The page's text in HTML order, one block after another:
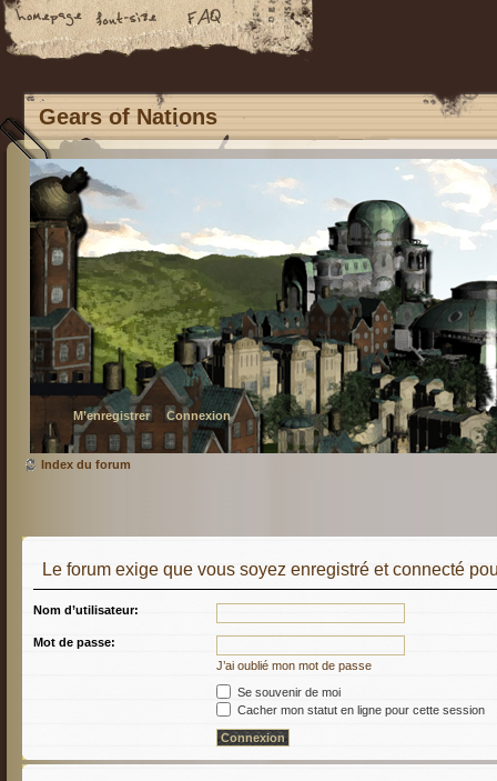
Gears of Nations
M’enregistrer Connexion
Index du forum
Le forum exige que vous soyez enregistré et connecté
Nom d’utilisateur:
Mot de passe:
J’ai oublié mon mot de passe
Se souvenir de moi
Cacher mon statut en ligne pour cette session